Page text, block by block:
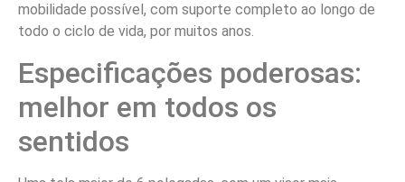
mobilidade possível, com suporte completo ao longo de
todo o ciclo de vida, por muitos anos.
Especificações poderosas:
melhor em todos os
sentidos